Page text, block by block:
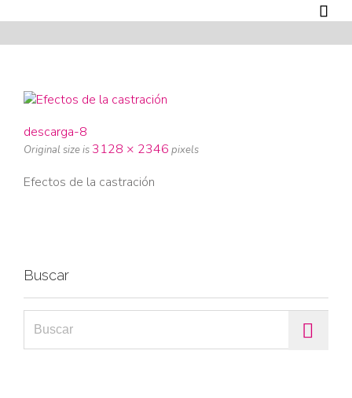

descarga-8
Original size is 3128 × 2346 pixels
Efectos de la castración
Buscar